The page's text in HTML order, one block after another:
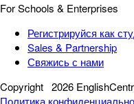
For Schools & Enterprises
Регистрируйся как
Sales & Partnership
Свяжись с нами
Copyright 2026